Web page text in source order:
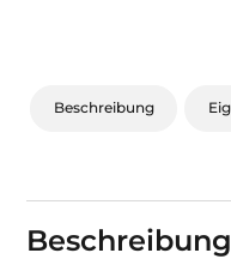
Beschreibung
Beschreibung